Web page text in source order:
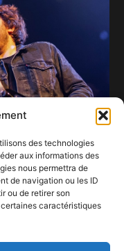
des technologies
aux informations des
nous permettra de
de navigation ou les ID
ou de retirer son
caractéristiques
du
énergique et